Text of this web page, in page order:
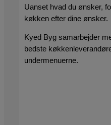
Uanset hvad du ønsker,
køkken efter dine ønsker.
Kyed Byg samarbejder
bedste
undermenuerne.